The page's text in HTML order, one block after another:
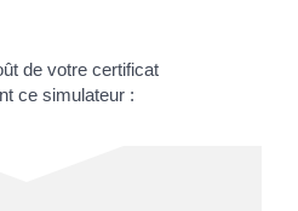
de votre certificat
ce simulateur :